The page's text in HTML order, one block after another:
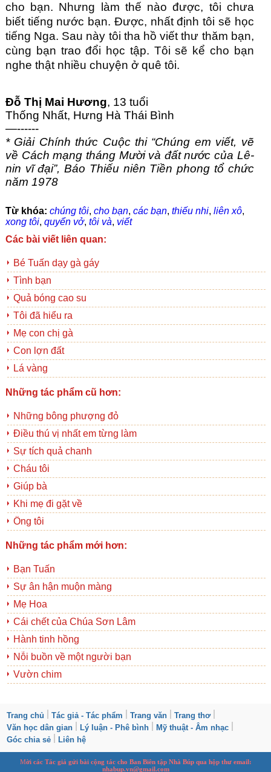
cho bạn. Nhưng làm thế nào được, tôi chưa
biết tiếng nước bạn. Được, nhất định tôi sẽ học
tiếng Nga. Sau này tôi tha hồ viết thư thăm bạn,
cùng bạn trao đổi học tập. Tôi sẽ kể cho bạn
nghe thật nhiều chuyện ở quê tôi.
Đỗ Thị Mai Hương, 13 tuổi
Thống Nhất, Hưng Hà Thái Bình
—------
* Giải Chính thức Cuộc thi “Chúng em viết, vẽ
về Cách mạng tháng Mười và đất nước của Lê-
nin vĩ đại”, Báo Thiếu niên Tiền phong tổ chức
năm 1978
Từ khóa: chúng tôi, cho bạn, các bạn, thiếu nhi, liên xô,
xong tôi, quyển vở, tôi và, viết
Các bài viết liên quan:
Bé Tuấn dạy gà gáy
Tình bạn
Quả bóng cao su
Tôi đã hiểu ra
Mẹ con chị gà
Con lợn đất
Lá vàng
Những tác phẩm cũ hơn:
Những bông phượng đỏ
Điều thú vị nhất em từng làm
Sự tích quả chanh
Cháu tôi
Giúp bà
Khi mẹ đi gặt về
Ông tôi
Những tác phẩm mới hơn:
Bạn Tuấn
Sự ân hận muộn màng
Mẹ Hoa
Cái chết của Chúa Sơn Lâm
Hành tinh hồng
Nỗi buồn về một người bạn
Vườn chim
Trang chủ Tác giả - Tác phẩm Trang văn
Trang thơ
Văn học dân gian
Lý luận - Phê bình
Mỹ thuật - Âm nhạc
Góc chia sẻ
Liên hệ
Mời các Tác giả gửi bài cộng táccho Ban Biên tập Nhà Búp qua hộp thư email:
nhabup.vn@gmail.com